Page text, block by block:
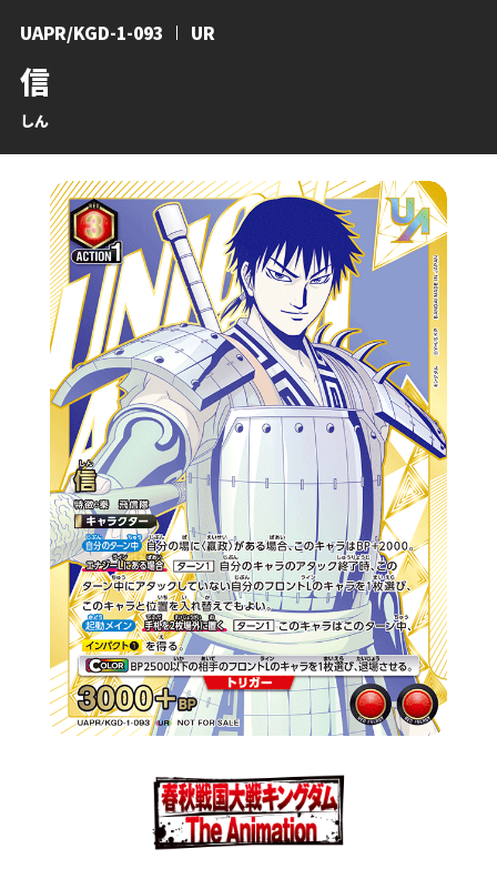
信
しん
UAPR/KGD-1-093 UR